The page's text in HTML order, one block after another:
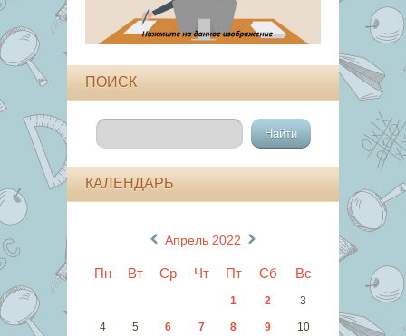
ПОИСК
КАЛЕНДАРЬ
Апрель 2022
Пн Вт Ср Чт Пт Сб Вс
1 2 3
4 5 6 7 8 9 10